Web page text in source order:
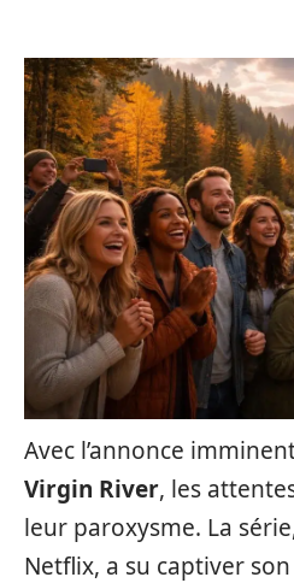
Avec l’annonce
Virgin River, les
leur paroxysme. La
Netflix, a su captiver